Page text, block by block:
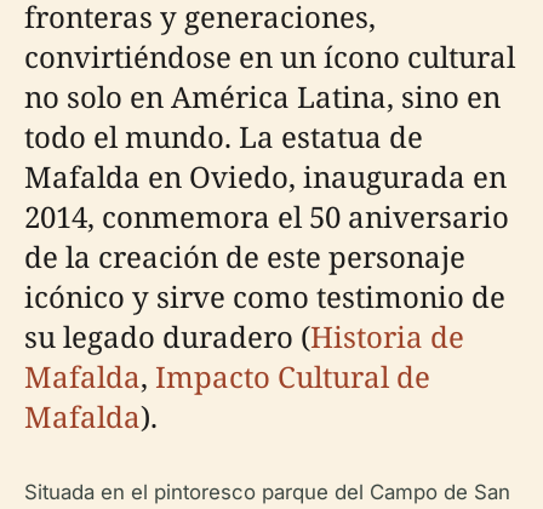
fronteras y generaciones,
convirtiéndose en un ícono cultural
no solo en América Latina, sino en
todo el mundo. La estatua de
Mafalda en Oviedo, inaugurada en
2014, conmemora el 50 aniversario
de la creación de este personaje
icónico y sirve como testimonio de
su legado duradero (Historia de
Mafalda, Impacto Cultural de
Mafalda).
Situada en el pintoresco parque del Campo de San